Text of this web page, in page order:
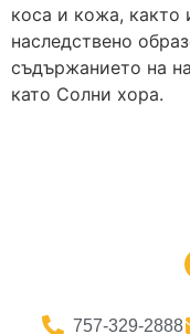
коса и кожа, както
наследствено
съдържанието на
като Солни хора.
757-329-2888